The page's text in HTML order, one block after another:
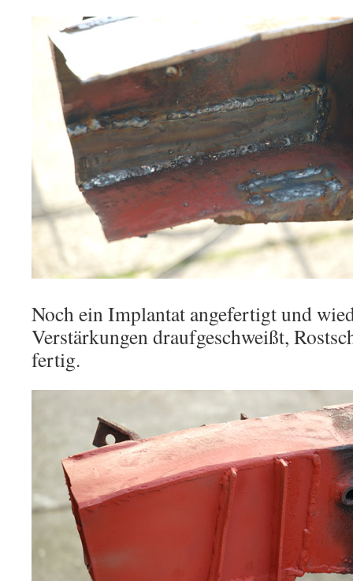
Noch ein Implantat angefertigt und
Verstärkungen draufgeschweißt,
fertig.